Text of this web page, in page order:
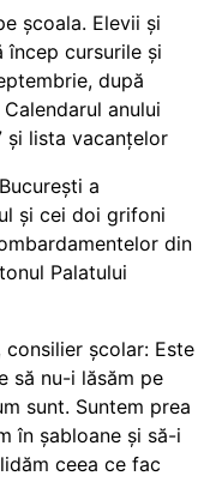
școala. Elevii și
cursurile și
după
anului
lista vacanțelor
a
și cei doi grifoni
din
Palatului
consilier școlar: Este
să nu-i lăsăm pe
sunt. Suntem prea
în șabloane și să-i
ceea ce fac